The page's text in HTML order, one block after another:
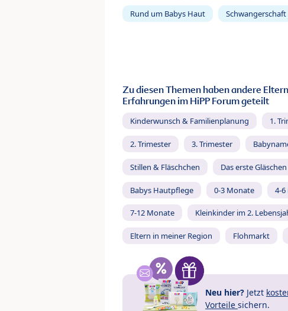
Rund um Babys Haut Schwangerschaft
Zu diesen Themen haben andere Eltern
Erfahrungen im HiPP Forum geteilt
Kinderwunsch & Familienplanung 1.
2. Trimester 3. Trimester
Stillen & Fläschchen Das erste Gläschen
Babys Hautpflege 0-3 Monate 4-
7-12 Monate Kleinkinder im 2.
Eltern in meiner Region Flohmarkt
Neu hier? Jetzt
Vorteile sichern.